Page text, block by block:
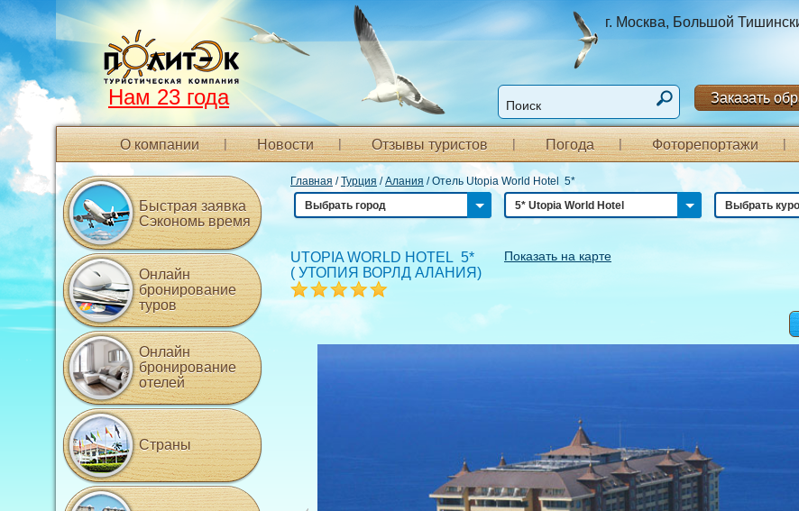
г. Москва, Большой
Заказать
Нам 23 года
О компании Новости Отзывы туристов Погода Фоторепортажи
Главная /Турция /Алания /Отель Utopia World Hotel 5*
Выбрать город
5* Utopia World Hotel Выбрать
UTOPIA WORLD HOTEL 5*
( УТОПИЯ ВОРЛД АЛАНИЯ)
Показать на карте
Быстрая заявка
Сэкономь время
Онлайн
бронирование
туров
Онлайн
бронирование
отелей
Страны